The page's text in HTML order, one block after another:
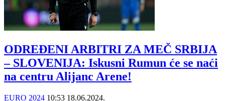
ODREĐENI ARBITRI ZA MEČ SRBIJA
– SLOVENIJA: Iskusni Rumun će se naći
na centru Alijanc Arene!
EURO 2024 10:53 18.06.2024.